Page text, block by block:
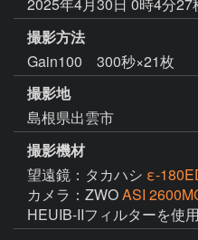
撮影方法
Gain100 300秒×21枚
撮影地
島根県出雲市
撮影機材
望遠鏡：タカハシ ε-
カメラ：ZWOASI
HEUIB-IIフィルターを使